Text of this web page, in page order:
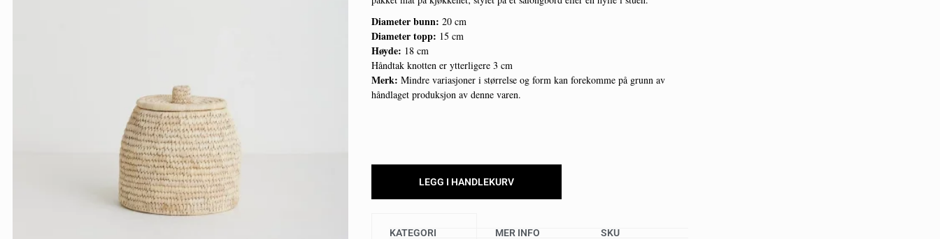
Diameter bunn: 20 cm
Diameter topp: 15 cm
Høyde: 18 cm
Håndtak knotten er ytterligere 3 cm
Merk: Mindre variasjoner i størrelse og form kan forekomme på grunn av
håndlaget produksjon av denne varen.
LEGG I HANDLEKURV
KATEGORI MER INFO SKU